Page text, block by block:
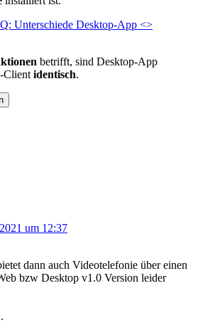
Unterschiede Desktop-App <>
betrifft, sind Desktop-App
Client identisch.
um 12:37
dann auch Videotelefonie über einen
bzw Desktop v1.0 Version leider